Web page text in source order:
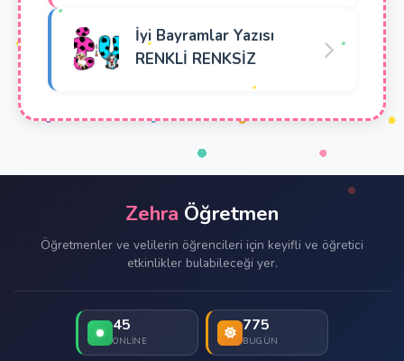
İyi Bayramlar Yazısı
RENKLİ RENKSİZ
Zehra Öğretmen
Öğretmenler ve velilerin öğrencileri için keyifli ve öğretici
etkinlikler bulabileceği yer.
45
ONLINE
775
BUGÜN